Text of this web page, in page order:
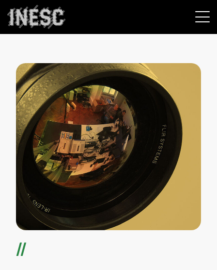
INESC
//